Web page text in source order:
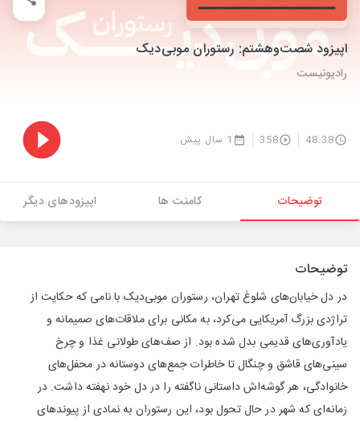
اپیزود شصت‌وهشتم: رستوران موبی‌دیک
رادیونیست
48:38
358 1 سال پیش
توضیحات کامنت ها اپیزودهای دیگر
توضیحات
در دل خیابان‌های شلوغ تهران، رستوران موبی‌دیک با نامی که حکایت از
تراژدی بزرگ آمریکایی می‌کرد، به مکانی برای ملاقات‌های صمیمانه و
یادآوری‌های قدیمی بدل شده بود. از صف‌های طولانی غذا و چرخ
سینی‌های قاشق و چنگال تا خاطرات جمع‌های دوستانه در محفل‌های
خانوادگی، هر گوشه‌اش داستانی ناگفته را در دل خود نهفته داشت. در
زمانه‌ای که شهر در حال تحول بود، این رستوران به نمادی از پیوندهای